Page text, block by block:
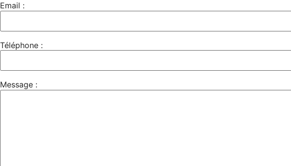
Email :
Téléphone :
Message :